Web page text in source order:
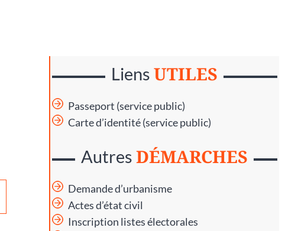
LiensUTILES
Passeport (service public)
Carte d’identité (service public)
AutresDÉMARCHES
Demande d’urbanisme
Actes d’état civil
Inscription listes électorales